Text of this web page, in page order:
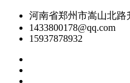
河南省郑州市嵩山北路
1433800178@qq.com
15937878932